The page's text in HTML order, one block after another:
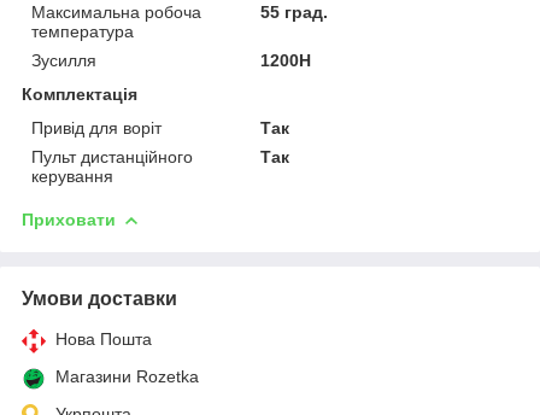
Максимальна робоча
температура
55 град.
Зусилля
1200Н
Комплектація
Привід для воріт
Так
Пульт дистанційного
керування
Так
Приховати
Умови доставки
Нова Пошта
Магазини Rozetka